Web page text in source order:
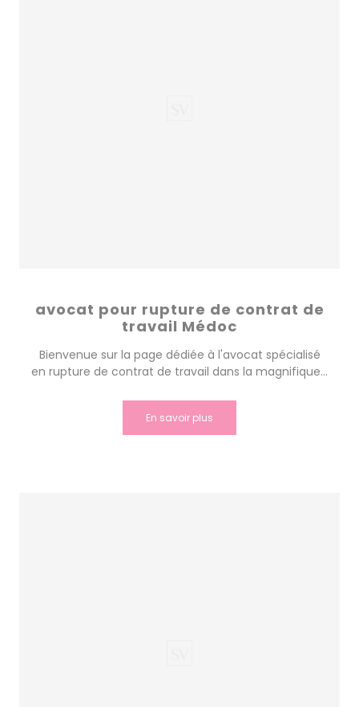
avocat pour rupture de contrat de
travail Médoc
Bienvenue sur la page dédiée à l'avocat spécialisé
en rupture de contrat de travail dans la magnifique...
En savoir plus